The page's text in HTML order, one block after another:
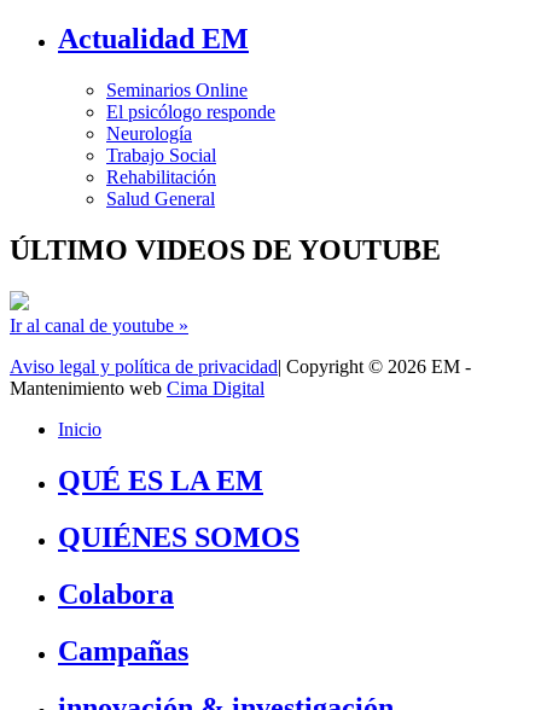
Actualidad EM
Seminarios Online
El psicólogo responde
Neurología
Trabajo Social
Rehabilitación
Salud General
ÚLTIMO VIDEOS DE YOUTUBE
Ir al canal de youtube »
Aviso legal y política de privacidad| Copyright © 2026 EM -
Mantenimiento web Cima Digital
Inicio
QUÉ ES LA EM
QUIÉNES SOMOS
Colabora
Campañas